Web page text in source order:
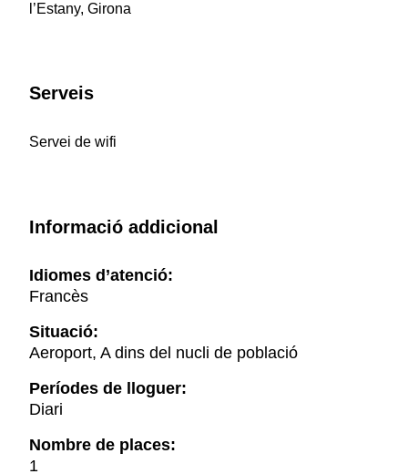
l’Estany, Girona
Serveis
Servei de wifi
Informació addicional
Idiomes d’atenció:
Francès
Situació:
Aeroport, A dins del nucli de població
Períodes de lloguer:
Diari
Nombre de places:
1